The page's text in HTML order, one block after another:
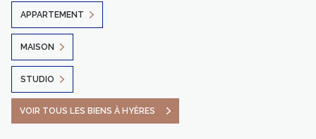
APPARTEMENT
MAISON
STUDIO
VOIR TOUS LES BIENS À HYÈRES